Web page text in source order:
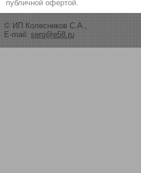
публичной офертой.
© ИП Колесников С.А.,
E-mail: serg@e58.ru